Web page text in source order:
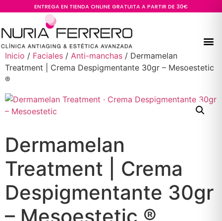
ENTREGA EN TIENDA ONLINE GRATUITA A PARTIR DE 30€
Inicio / Faciales / Anti-manchas / Dermamelan
Treatment | Crema Despigmentante 30gr – Mesoestetic
®
Dermamelan
Treatment | Crema
Despigmentante 30gr